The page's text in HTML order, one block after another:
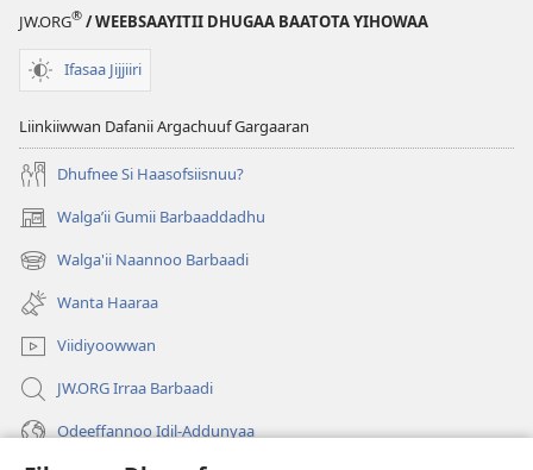
JW.ORG® / WEEBSAAYITII DHUGAA BAATOTA YIHOWAA
Ifasaa Jijjiiri
Liinkiiwwan Dafanii Argachuuf Gargaaran
Dhufnee Si Haasofsiisnuu?
Walgaʼii Gumii Barbaaddadhu
(opens
new
window)
Walga'ii Naannoo Barbaadi
(opens
new
window)
Wanta Haaraa
Viidiyoowwan
JW.ORG Irraa Barbaadi
Odeeffannoo Idil-Addunyaa